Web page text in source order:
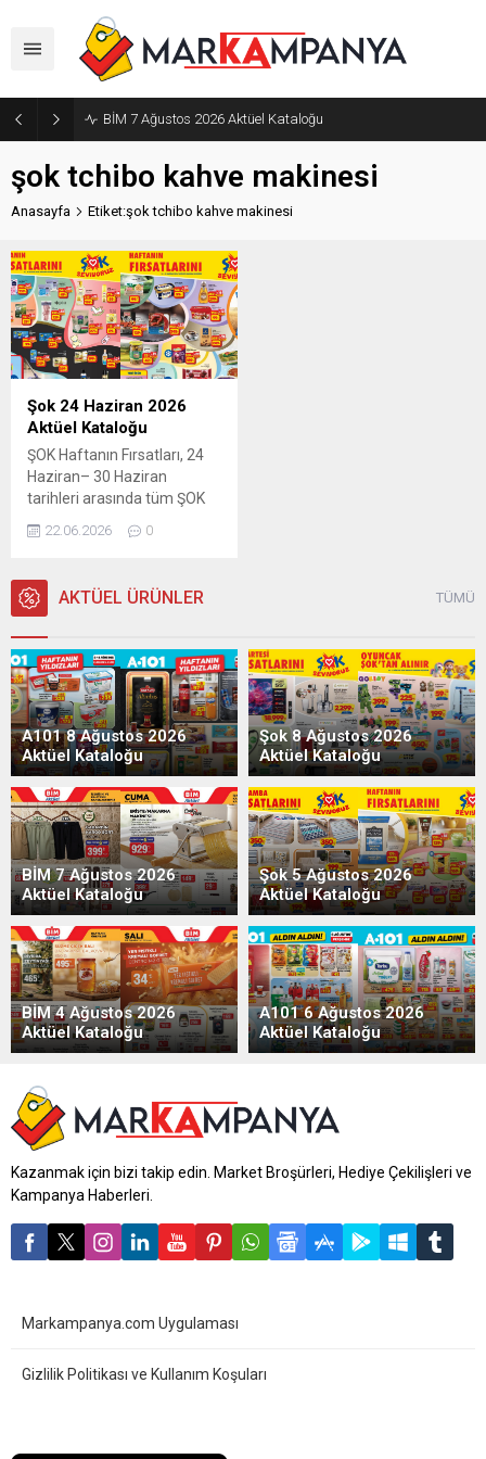
BİM 7 Ağustos 2026 Aktüel Kataloğu
şok tchibo kahve makinesi
Anasayfa Etiket:şok tchibo kahve makinesi
Şok 24 Haziran 2026
Aktüel Kataloğu
ŞOK Haftanın Fırsatları, 24
Haziran– 30 Haziran
tarihleri arasında tüm ŞOK
ürünler broşürü 8 sayfadan
Haziran aktüel kataloğunda
gıda, temizlik, Onvo
süpürge ve Tchibo kahve
makinelerinde dev
indirimler! Bu haftaki
katalogda yer alan ürünlerin
listesi:
22.06.2026 0
AKTÜEL ÜRÜNLER TÜMÜ
A101 8 Ağustos 2026
Aktüel Kataloğu
Şok 8 Ağustos 2026
Aktüel Kataloğu
BİM 7 Ağustos 2026
Aktüel Kataloğu
Şok 5 Ağustos 2026
Aktüel Kataloğu
BİM 4 Ağustos 2026
Aktüel Kataloğu
A101 6 Ağustos 2026
Aktüel Kataloğu
Kazanmak için bizi takip edin. Market Broşürleri, Hediye Çekilişleri ve
Kampanya Haberleri.
Markampanya.com Uygulaması
Gizlilik Politikası ve Kullanım Koşuları